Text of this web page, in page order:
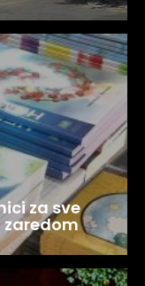
za sve
zaredom